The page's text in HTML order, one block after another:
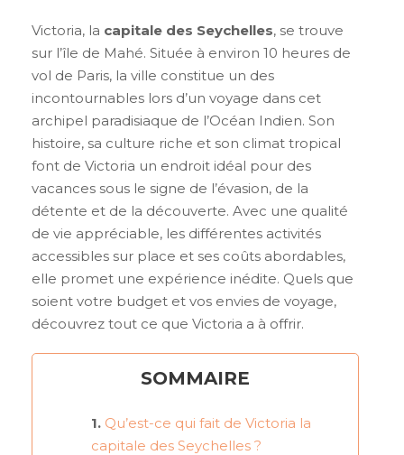
Victoria, la capitale des Seychelles, se trouve
sur l’île de Mahé. Située à environ 10 heures de
vol de Paris, la ville constitue un des
incontournables lors d’un voyage dans cet
archipel paradisiaque de l’Océan Indien. Son
histoire, sa culture riche et son climat tropical
font de Victoria un endroit idéal pour des
vacances sous le signe de l’évasion, de la
détente et de la découverte. Avec une qualité
de vie appréciable, les différentes activités
accessibles sur place et ses coûts abordables,
elle promet une expérience inédite. Quels que
soient votre budget et vos envies de voyage,
découvrez tout ce que Victoria a à offrir.
SOMMAIRE
Qu’est-ce qui fait de Victoria la
capitale des Seychelles ?